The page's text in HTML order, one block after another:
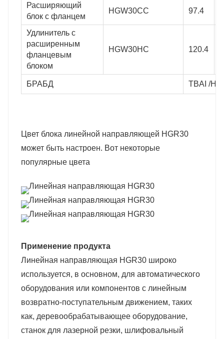
Расширяющий
блок с фланцем
HGW30CC 97.4
Удлинитель с
расширенным
фланцевым
блоком
HGW30HC 120.4
БРАБД TBAI /
Цвет блока линейной направляющей HGR30
может быть настроен. Вот некоторые
популярные цвета
Применение продукта
Линейная направляющая HGR30 широко
используется, в основном, для автоматического
оборудования или компонентов с линейным
возвратно-поступательным движением, таких
как, деревообрабатывающее оборудование,
станок для лазерной резки, шлифовальный
К / Ч / Z0 / ZA / ZB